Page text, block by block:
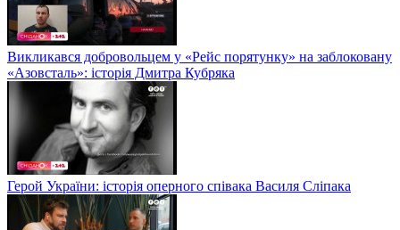
Викликався добровольцем у «Рейс порятунку» на заблоковану
«Азовсталь»: історія Дмитра Кубряка
Герой України: історія оперного співака Василя Сліпака